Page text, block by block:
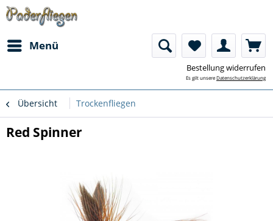
Menü
Bestellung widerrufen
Es gilt unsereDatenschutzerklärung
Übersicht Trockenfliegen
Red Spinner